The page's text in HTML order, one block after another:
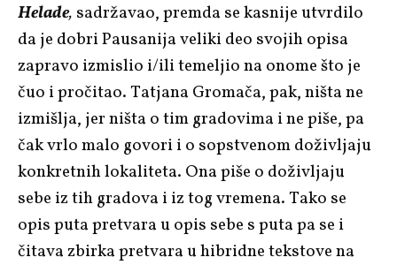
Helade, sadržavao, premda se kasnije utvrdilo
da je dobri Pausanija veliki deo svojih opisa
zapravo izmislio i/ili temeljio na onome što je
čuo i pročitao. Tatjana Gromača, pak, ništa ne
izmišlja, jer ništa o tim gradovima i ne piše, pa
čak vrlo malo govori i o sopstvenom doživljaju
konkretnih lokaliteta. Ona piše o doživljaju
sebe iz tih gradova i iz tog vremena. Tako se
opis puta pretvara u opis sebe s puta pa se i
čitava zbirka pretvara u hibridne tekstove na